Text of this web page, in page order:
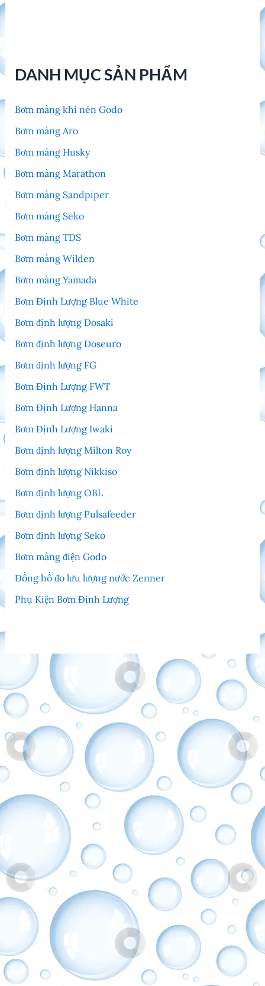
DANH MỤC SẢN PHẨM
Bơm màng khí nén Godo
Bơm màng Aro
Bơm màng Husky
Bơm màng Marathon
Bơm màng Sandpiper
Bơm màng Seko
Bơm màng TDS
Bơm màng Wilden
Bơm màng Yamada
Bơm Định Lượng Blue White
Bơm định lượng Dosaki
Bơm định lượng Doseuro
Bơm định lượng FG
Bơm Định Lượng FWT
Bơm Định Lượng Hanna
Bơm Định Lượng Iwaki
Bơm định lượng Milton Roy
Bơm định lượng Nikkiso
Bơm định lượng OBL
Bơm định lượng Pulsafeeder
Bơm định lượng Seko
Bơm màng điện Godo
Đồng hồ đo lưu lượng nước Zenner
Phụ Kiện Bơm Định Lượng